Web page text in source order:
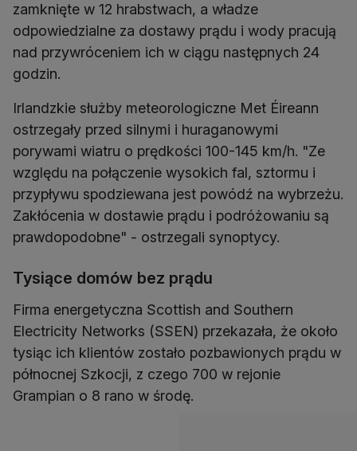
zamknięte w 12 hrabstwach, a władze
odpowiedzialne za dostawy prądu i wody pracują
nad przywróceniem ich w ciągu następnych 24
godzin.
Irlandzkie służby meteorologiczne Met Éireann
ostrzegały przed silnymi i huraganowymi
porywami wiatru o prędkości 100-145 km/h. "Ze
względu na połączenie wysokich fal, sztormu i
przypływu spodziewana jest powódź na wybrzeżu.
Zakłócenia w dostawie prądu i podróżowaniu są
prawdopodobne" - ostrzegali synoptycy.
Tysiące domów bez prądu
Firma energetyczna Scottish and Southern
Electricity Networks (SSEN) przekazała, że około
tysiąc ich klientów zostało pozbawionych prądu w
północnej Szkocji, z czego 700 w rejonie
Grampian o 8 rano w środę.